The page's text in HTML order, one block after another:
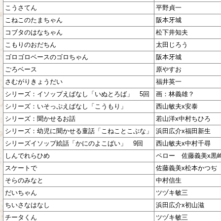
こうさてん
平野貞一
こねこのたまちゃん
阪本牙城
コブタのはなちゃん
松下井知夫
こもりのおだちん
太田じろう
ゴロゴロベースのゴロちゃん
阪本牙城
ごろベース
原やすお
さむがりきょうだい
福井英一
シリーズ：イソップえばなし「いぬとろば」 5回
画：林義雄？
シリーズ：いそっぷえばなし「こうもり」
西山敏夫x安泰
シリーズ：聞かせるお話
若山洋x中村ちひろ
シリーズ：幼児に聞かせる童話「こねことこぶな」
浜田広介x福田新生
シリーズイソップ絵話「かにのよこばい」 9回
西山敏夫x中村千尋
しんでれらひめ
ペロー 佐藤義美x黒
スケートで
佐藤義美x松本かつぢ
そらのみなと
中村信生
だいちゃん
ツヅキ敏三
ちいさなはなし
浜田広介x初山滋
チータくん
ツヅキ敏三